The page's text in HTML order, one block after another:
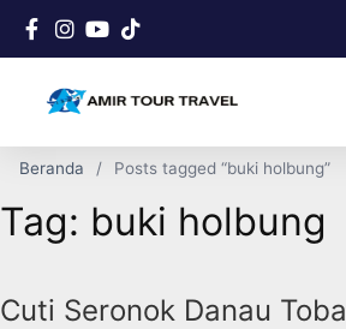
Beranda Posts tagged “buki holbung”
Tag: buki holbung
Cuti Seronok Danau Toba